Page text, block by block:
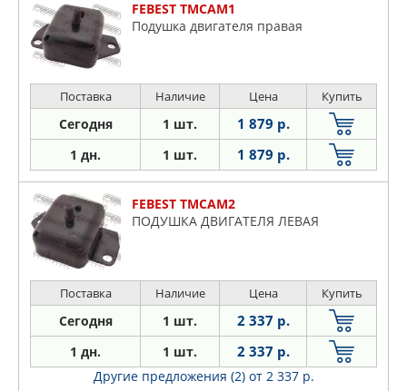
FEBEST TMCAM1
Подушка двигателя правая
Поставка Наличие Цена Купить
Сегодня 1 шт. 1 879 р.
1 дн. 1 шт. 1 879 р.
FEBEST TMCAM2
ПОДУШКА ДВИГАТЕЛЯ ЛЕВАЯ
Поставка Наличие Цена Купить
Сегодня 1 шт. 2 337 р.
1 дн. 1 шт. 2 337 р.
Другие предложения (2) от 2 337 р.